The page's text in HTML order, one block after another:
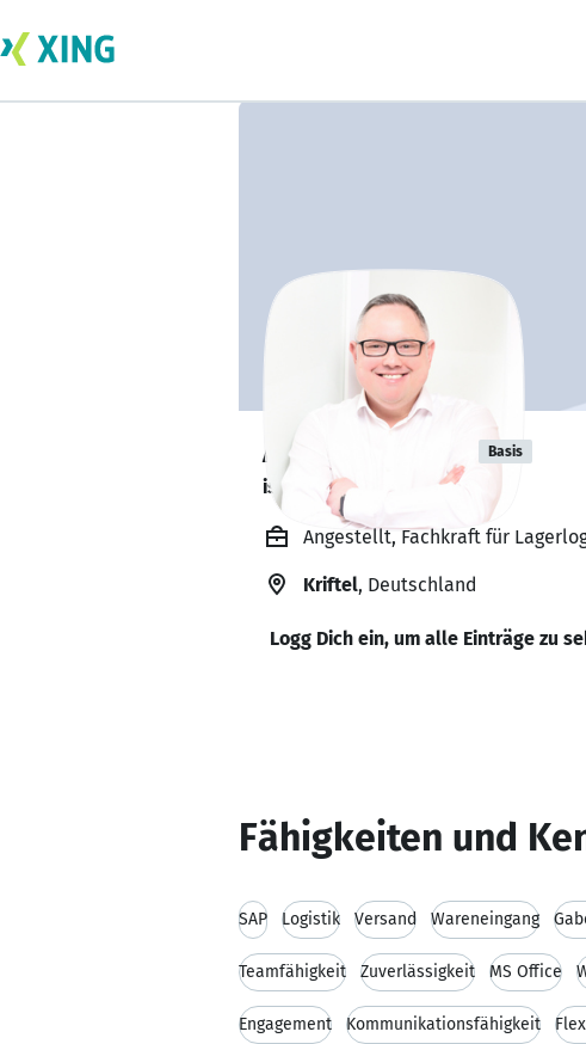
Adam Roeder Basis
ist offen für Projekte. 🔎
Angestellt, Fachkraft für
Kriftel, Deutschland
Logg Dich ein, um alle Einträge zu
Fähigkeiten und
SAP Logistik Versand Wareneingang
Teamfähigkeit Zuverlässigkeit MS Office
Engagement Kommunikationsfähigkeit